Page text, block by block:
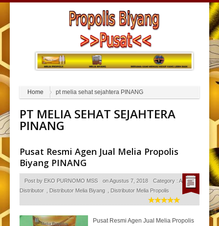
Home pt melia sehat sejahtera PINANG
PT MELIA SEHAT SEJAHTERA
PINANG
Pusat Resmi Agen Jual Melia Propolis
Biyang PINANG
Post byEKO PURNOMO MSS onAgustus 7, 2018 Category :Agen
Distributor ,Distributor Melia Biyang ,Distributor Melia Propolis
Pusat Resmi Agen Jual Melia Propolis